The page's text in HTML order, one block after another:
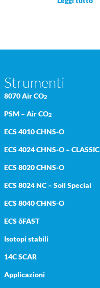
Strumenti
8070 Air CO2
PSM – Air CO2
ECS 4010 CHNS-O
ECS 4024 CHNS-O – CLASSIC
ECS 8020 CHNS-O
ECS 8024 NC – Soil Special
ECS 8040 CHNS-O
ECS δFAST
Isotopi stabili
14C SCAR
Applicazioni